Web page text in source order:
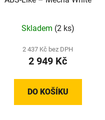
Skladem (2 ks)
2 437 Kč bez DPH
2 949 Kč
DO KOŠÍKU